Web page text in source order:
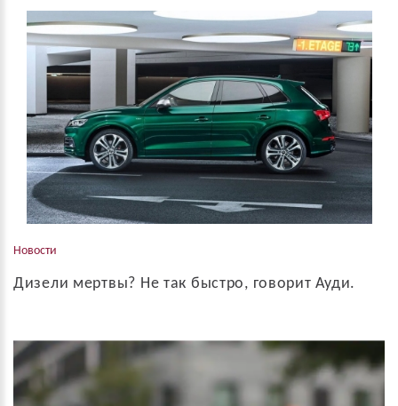
Cadillac запустит производство совершенно нового дизельного
двигателя к концу 2019 года, сообщил вице-президент Cadillac
по Европе, России, и Ближнему Востоку - Феликс Веллер.
Новым дизелем будут о...
Новости
Дизели мертвы? Не так быстро, говорит Ауди.
сильно пострадали после скандалов с занижением
фактических данных по выбросам Volkswagen Group, но
потребители, тем не менее проявляют значитель...